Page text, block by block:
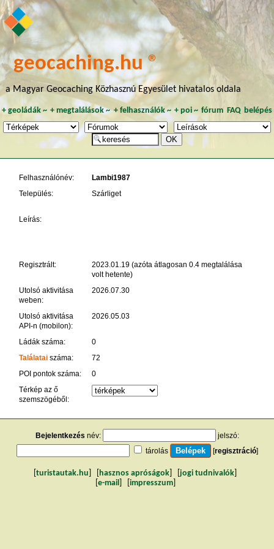
geocaching.hu ®
a Magyar Geocaching Közhasznú Egyesület hivatalos oldala
+ geoládák~ +megtalálások~ + felhasználók~ + poi~ fórum FAQ belépés
Felhasználónév:
Lambi1987
Település:
Szárliget
Leírás:
Regisztrált:
2023.01.19 (azóta átlagosan 0.4 megtalálása
volt hetente)
Utolsó aktivitása
weben:
2026.07.30
Utolsó aktivitása
API-n (mobilon):
2026.05.03
Ládák száma:
0
Találataiszáma:
72
POI pontok száma:
0
Térkép az ő
szemszögéből:
Bejelentkezés név:
jelszó:
tárolás
[regisztráció]
turistautak.hu hasznos apróságok jogi tudnivalók
e-mail impresszum]